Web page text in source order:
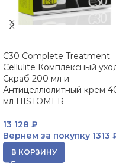
C30 Complete Treatment
Cellulite Комплексный
Скраб 200 мл и
Антицеллюлитный крем
мл HISTOMER
13 128 ₽
Вернем за покупку 1313
В КОРЗИНУ